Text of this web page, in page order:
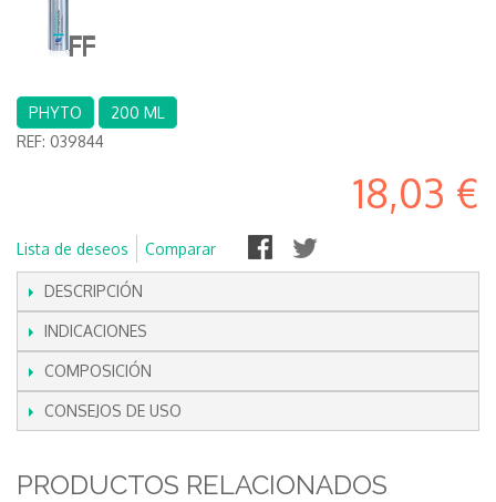
PHYTO
200 ML
REF: 039844
18,03 €
Lista de deseos Comparar
DESCRIPCIÓN
INDICACIONES
COMPOSICIÓN
CONSEJOS DE USO
PRODUCTOS RELACIONADOS